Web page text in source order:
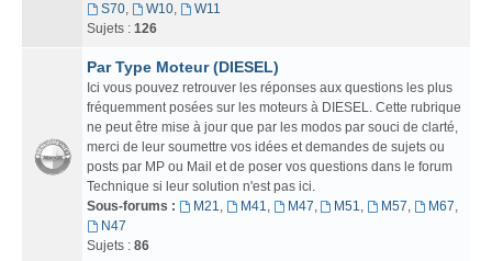
S70, W10,
W11
Sujets : 126
Par Type Moteur (DIESEL)
Ici vous pouvez retrouver les réponses aux questions les plus
fréquemment posées sur les moteurs à DIESEL. Cette rubrique
ne peut être mise à jour que par les modos par souci de clarté,
merci de leur soumettre vos idées et demandes de sujets ou
posts par MP ou Mail et de poser vos questions dans le forum
Technique si leur solution n'est pas ici.
Sous-forums :
M21, M41, M47, M51, M57, M67,
N47
Sujets : 86